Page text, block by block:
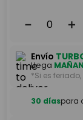
＋
－
Envío
Llega
*Si es
30 díaspara